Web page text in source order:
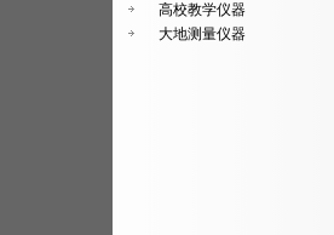
高校教学仪器
大地测量仪器